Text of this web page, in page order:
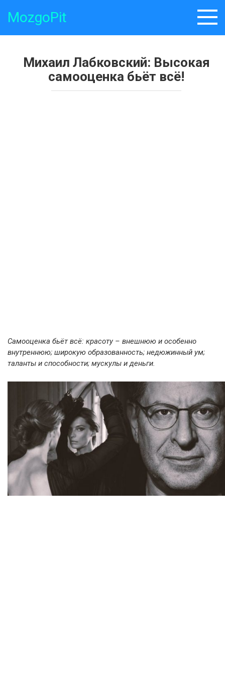
MozgoPit
Михаил Лабковский: Высокая
самооценка бьёт всё!
Самооценка бьёт всё: красоту – внешнюю и особенно
внутреннюю; широкую образованность; недюжинный ум;
таланты и способности; мускулы и деньги.